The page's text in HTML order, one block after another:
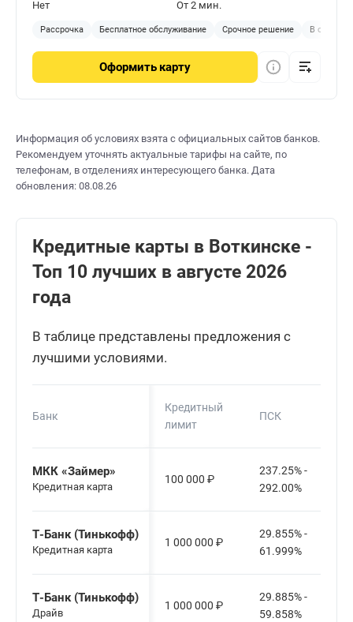
Нет
От 2 мин.
Рассрочка Бесплатное обслуживание Срочное решение В
Оформить карту
Информация об условиях взята с официальных сайтов банков.
Рекомендуем уточнять актуальные тарифы на сайте, по
телефонам, в отделениях интересующего банка. Дата
обновления: 08.08.26
Кредитные карты в Воткинске -
Топ 10 лучших в августе 2026
года
В таблице представлены предложения с
лучшими условиями.
Банк
Кредитный
лимит
ПСК
МКК «Займер»
Кредитная карта
100 000 ₽
237.25% -
292.00%
Т-Банк (Тинькофф)
Кредитная карта
1 000 000 ₽
29.855% -
61.999%
Т-Банк (Тинькофф)
Драйв
1 000 000 ₽
29.885% -
59.858%